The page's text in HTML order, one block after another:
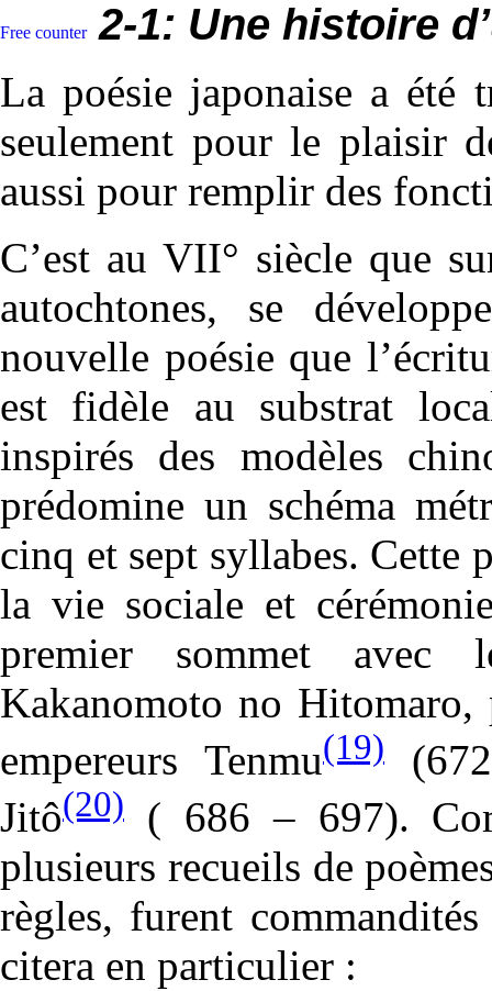
2-1: Une histoire
La poésie japonaise a été
seulement pour le plaisir
aussi pour remplir des
C’est au VII° siècle que
autochtones, se
nouvelle poésie que
est fidèle au substrat
inspirés des modèles
prédomine un schéma
cinq et sept syllabes. Cette
la vie sociale et
premier sommet avec
Kakanomoto no Hitomaro,
empereurs Tenmu(19)
Jitô(20)
( 686 – 697).
plusieurs recueils de
règles, furent
citera en particulier :